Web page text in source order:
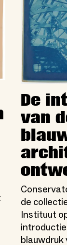
De
van
de
Instituut
blauwdruk